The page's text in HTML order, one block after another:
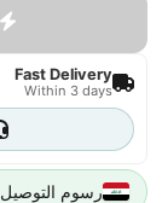
Fast Delivery
Within 3 days
رسوم التوصيل 5000 IQD لجميع مدن العراق